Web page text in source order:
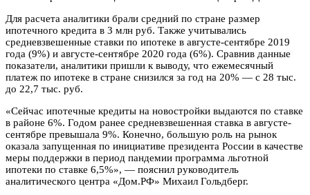
Для расчета аналитики брали средний по стране размер
ипотечного кредита в 3 млн руб. Также учитывались
средневзвешенные ставки по ипотеке в августе-сентябре 2019
года (9%) и августе-сентябре 2020 года (6%). Сравнив данные
показатели, аналитики пришли к выводу, что ежемесячный
платеж по ипотеке в стране снизился за год на 20% — с 28 тыс.
до 22,7 тыс. руб.
«Сейчас ипотечные кредиты на новостройки выдаются по ставке
в районе 6%. Годом ранее средневзвешенная ставка в августе-
сентябре превышала 9%. Конечно, большую роль на рынок
оказала запущенная по инициативе президента России в качестве
меры поддержки в период пандемии программа льготной
ипотеки по ставке 6,5%», — пояснил руководитель
аналитического центра «Дом.РФ» Михаил Гольдберг.